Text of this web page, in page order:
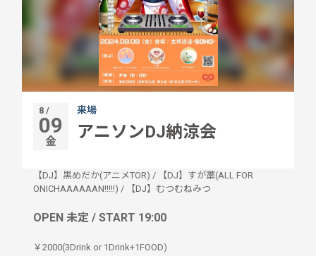
8 /
09
金
来場
アニソンDJ納涼会
【DJ】黒めだか(アニメTOR) /
【DJ】すが藁(ALL FOR
ONICHAAAAAAN!!!!!) / 【DJ】むつむねみつ
OPEN 未定 / START 19:00
￥2000(3Drink or 1Drink+1FOOD)